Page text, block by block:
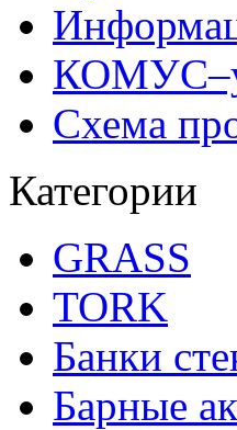
Схема
Категории
GRASS
TORK
Банки
Барные